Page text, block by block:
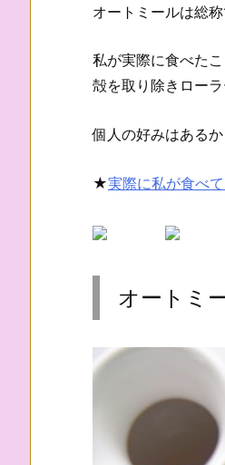
オートミールは総
私が実際に食べた
殻を取り除きロー
個人の好みはある
★実際に私が食べ
オートミ